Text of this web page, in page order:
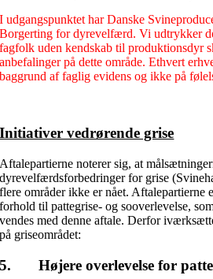
I udgangspunktet har Danske
Borgerting for dyrevelfærd. Vi udtrykker
fagfolk uden kendskab til produktionsdyr
anbefalinger på dette område. Ethvert
baggrund af faglig evidens og ikke på
Initiativer vedrørende grise
Aftalepartierne noterer sig, at
dyrevelfærdsforbedringer for grise
flere områder ikke er nået. Aftalepartierne
forhold til pattegrise- og sooverlevelse,
vendes med denne aftale. Derfor
på griseområdet:
5. Højere overlevelse for